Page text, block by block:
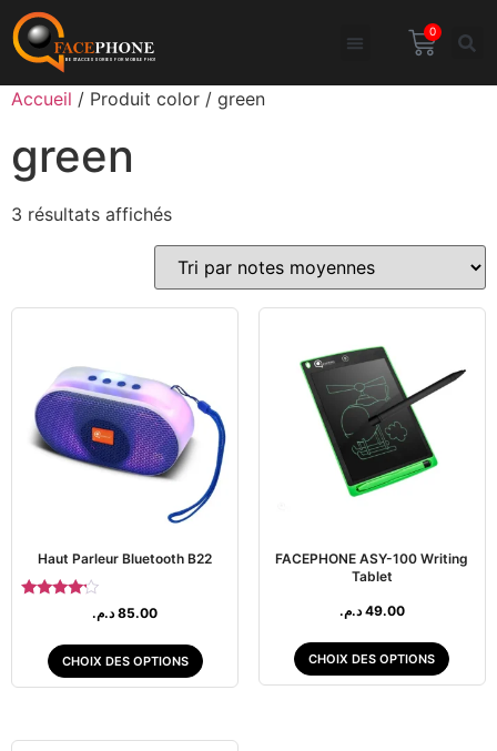
0
Accueil / Produit color / green
green
3 résultats affichés
Haut Parleur Bluetooth B22
85.00 د.م.
CHOIX DES OPTIONS
FACEPHONE ASY-100 Writing
Tablet
49.00 د.م.
CHOIX DES OPTIONS